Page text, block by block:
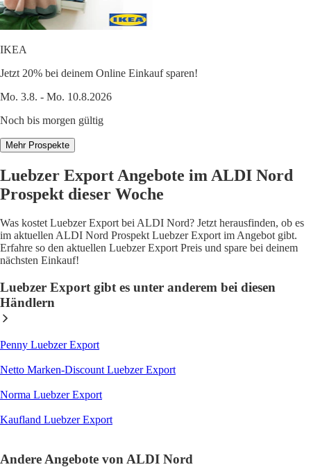
IKEA
Jetzt 20% bei deinem Online Einkauf sparen!
Mo. 3.8. - Mo. 10.8.2026
Noch bis morgen gültig
Mehr Prospekte
Luebzer Export Angebote im ALDI Nord
Prospekt dieser Woche
Was kostet Luebzer Export bei ALDI Nord? Jetzt herausfinden, ob es
im aktuellen ALDI Nord Prospekt Luebzer Export im Angebot gibt.
Erfahre so den aktuellen Luebzer Export Preis und spare bei deinem
nächsten Einkauf!
Luebzer Export gibt es unter anderem bei diesen
Händlern
Penny Luebzer Export
Netto Marken-Discount Luebzer Export
Norma Luebzer Export
Kaufland Luebzer Export
Andere Angebote von ALDI Nord